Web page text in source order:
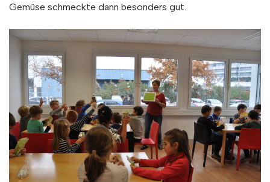
Gemüse schmeckte dann besonders gut.